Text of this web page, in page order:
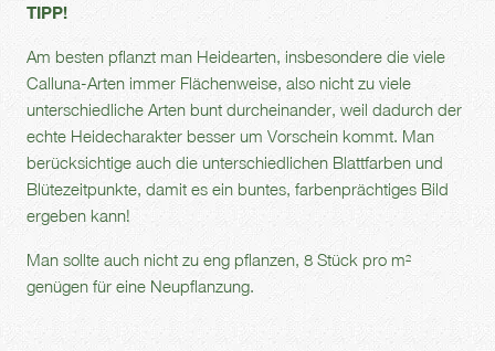
TIPP!
Am besten pflanzt man Heidearten, insbesondere die viele
Calluna-Arten immer Flächenweise, also nicht zu viele
unterschiedliche Arten bunt durcheinander, weil dadurch der
echte Heidecharakter besser um Vorschein kommt. Man
berücksichtige auch die unterschiedlichen Blattfarben und
Blütezeitpunkte, damit es ein buntes, farbenprächtiges Bild
ergeben kann!
Man sollte auch nicht zu eng pflanzen, 8 Stück pro m²
genügen für eine Neupflanzung.